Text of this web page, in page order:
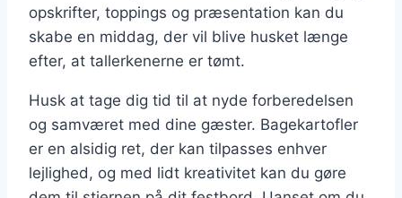
opskrifter, toppings og præsentation kan du
skabe en middag, der vil blive husket længe
efter, at tallerkenerne er tømt.
Husk at tage dig tid til at nyde forberedelsen
og samværet med dine gæster. Bagekartofler
er en alsidig ret, der kan tilpasses enhver
lejlighed, og med lidt kreativitet kan du gøre